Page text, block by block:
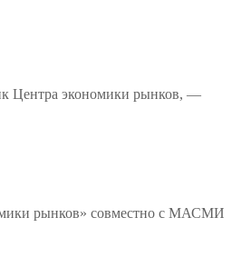
Центра экономики рынков, —
рынков» совместно с МАСМИ